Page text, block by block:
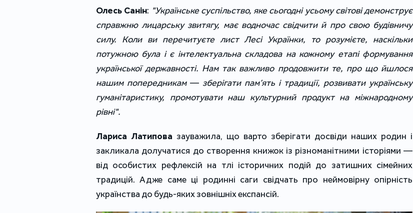
Олесь Санін: "Українське суспільство, яке сьогодні усьому світові демонструє
справжню лицарську звитягу, має водночас свідчити й про свою будівничу
силу. Коли ви перечитуєте лист Лесі Українки, то розумієте, наскільки
потужною була і є інтелектуальна складова на кожному етапі формування
української державності. Нам так важливо продовжити те, про що йшлося
нашим попередникам — зберігати пам’ять і традиції, розвивати українську
гуманітаристику, промотувати наш культурний продукт на міжнародному
рівні".
Лариса Латипова зауважила, що варто зберігати досвіди наших родин і
закликала долучатися до створення книжок із різноманітними історіями —
від особистих рефлексій на тлі історичних подій до затишних сімейних
традицій. Адже саме ці родинні саги свідчать про неймовірну опірність
українства до будь-яких зовнішніх експансій.